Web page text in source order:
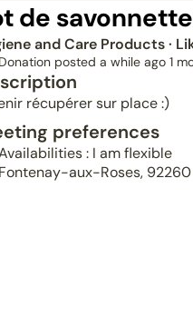
de
and Care Products·
Donation posted a while ago 1
récupérer sur place :)
preferences
: I am flexible
Fontenay-aux-Roses, 92260